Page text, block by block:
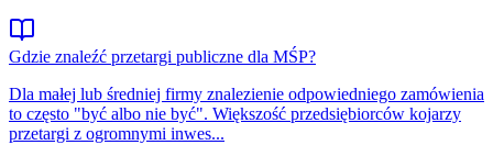
Gdzie znaleźć przetargi publiczne dla MŚP?
Dla małej lub średniej firmy znalezienie odpowiedniego zamówienia
to często "być albo nie być". Większość przedsiębiorców kojarzy
przetargi z ogromnymi inwes...